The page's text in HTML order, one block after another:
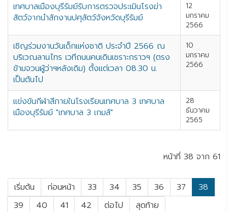
เทศบาลเมืองบุรีรัมย์รับการตรวจประเมินโรงฆ่า
สัตว์จากนำสักงานปศุสัตว์จังหวัดบุรีรัมย์
12
มกราคม
2566
เชิญร่วมงานวันเด็กแห่งชาติ ประจำปี 2566 ณ
บริเวณลานไทร เวทีถนนคนเดินเซราะกราวฯ (ตรง
ข้ามจวนผู้ว่าฯหลังเดิม) ตั้งแต่เวลา 08.30 น.
เป็นต้นไป
10
มกราคม
2566
แข่งขันกีฬาสีภายในโรงเรียนเทศบาล 3 เทศบาล
เมืองบุรีรัมย์ "เทศบาล 3 เกมส์"
28
ธันวาคม
2565
หน้าที่ 38 จาก 61
เริ่มต้น ก่อนหน้า 33 34 35 36 37
38
39
40 41 42 ต่อไป สุดท้าย